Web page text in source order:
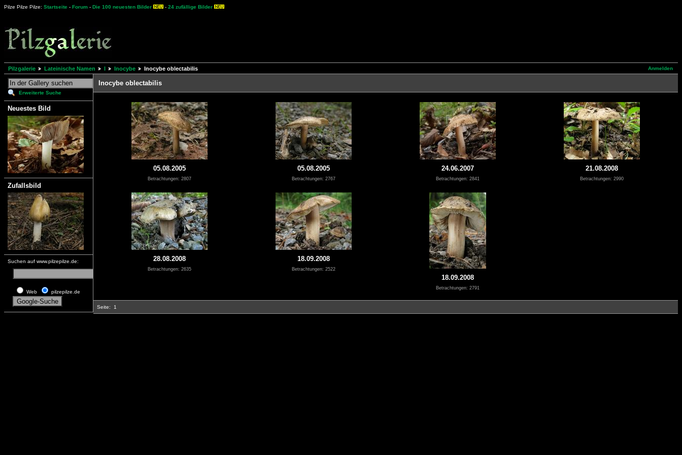
Pilze Pilze Pilze: Startseite - Forum - Die 100 neuesten Bilder - 24 zufällige Bilder
Anmelden
Pilzgalerie Lateinische Namen I Inocybe Inocybe oblectabilis
Erweiterte Suche
Neuestes Bild
Zufallsbild
Suchen auf www.pilzepilze.de:
Web pilzepilze.de
Inocybe oblectabilis
05.08.2005
Betrachtungen: 2807
05.08.2005
Betrachtungen: 2767
24.06.2007
Betrachtungen: 2841
21.08.2008
Betrachtungen: 2990
28.08.2008
Betrachtungen: 2635
18.09.2008
Betrachtungen: 2522
18.09.2008
Betrachtungen: 2791
Seite: 1